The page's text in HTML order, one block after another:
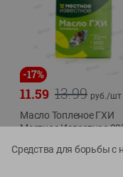
-17%
13.99
11.59 руб./шт
Масло Топленое ГХИ
Местное Известное
Средства для борьбы с